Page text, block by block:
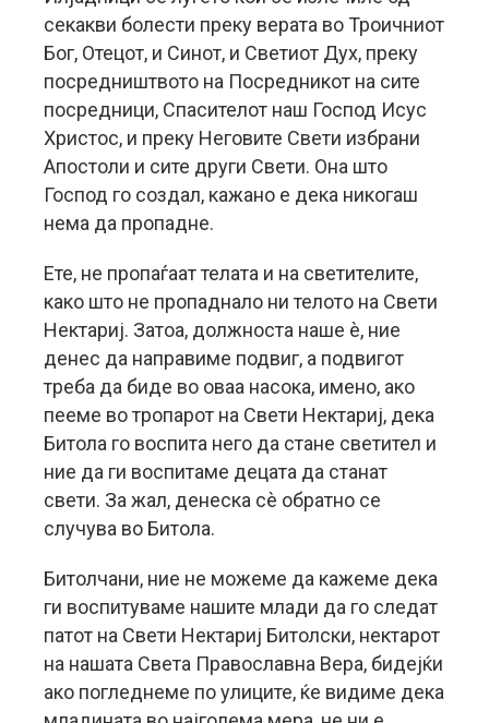
секакви болести преку верата во Троичниот
Бог, Отецот, и Синот, и Светиот Дух, преку
посредништвото на Посредникот на сите
посредници, Спасителот наш Господ Исус
Христос, и преку Неговите Свети избрани
Апостоли и сите други Свети. Она што
Господ го создал, кажано е дека никогаш
нема да пропадне.
Ете, не пропаѓаат телата и на светителите,
како што не пропаднало ни телото на Свети
Нектариј. Затоа, должноста наше è, ние
денес да направиме подвиг, а подвигот
треба да биде во оваа насока, имено, ако
пееме во тропарот на Свети Нектариј, дека
Битола го воспита него да стане светител и
ние да ги воспитаме децата да станат
свети. За жал, денеска сè обратно се
случува во Битола.
Битолчани, ние не можеме да кажеме дека
ги воспитуваме нашите млади да го следат
патот на Свети Нектариј Битолски, нектарот
на нашата Света Православна Вера, бидејќи
ако погледнеме по улиците, ќе видиме дека